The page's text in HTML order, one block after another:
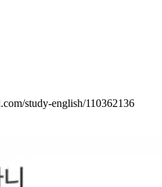
study-english/110362136